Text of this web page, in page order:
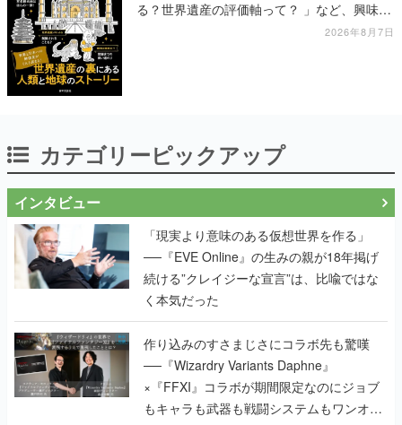
る？世界遺産の評価軸って？ 」など、興味を
2026年8月7日
カテゴリーピックアップ
インタビュー
「現実より意味のある仮想世界を作る」
──『EVE Online』の生みの親が18年掲げ
続ける”クレイジーな宣言”は、比喩ではな
く本気だった
作り込みのすさまじさにコラボ先も驚嘆
──『Wizardry Variants Daphne』
×『FFXI』コラボが期間限定なのにジョブ
もキャラも武器も戦闘システムもワンオフ